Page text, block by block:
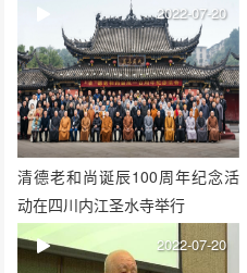
清德老和尚诞辰100周年纪念活
动在四川内江圣水寺举行
2022-07-20
2022-07-20